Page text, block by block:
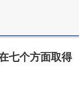
七个方面取得